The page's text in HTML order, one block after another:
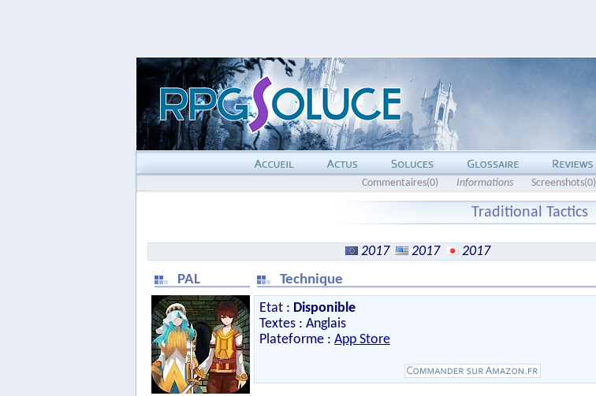
Commentaires(0) Informations Screenshots(0)
Traditional Tactics
2017 2017
2017
PAL
Technique
Etat : Disponible
Textes : Anglais
Plateforme : App Store